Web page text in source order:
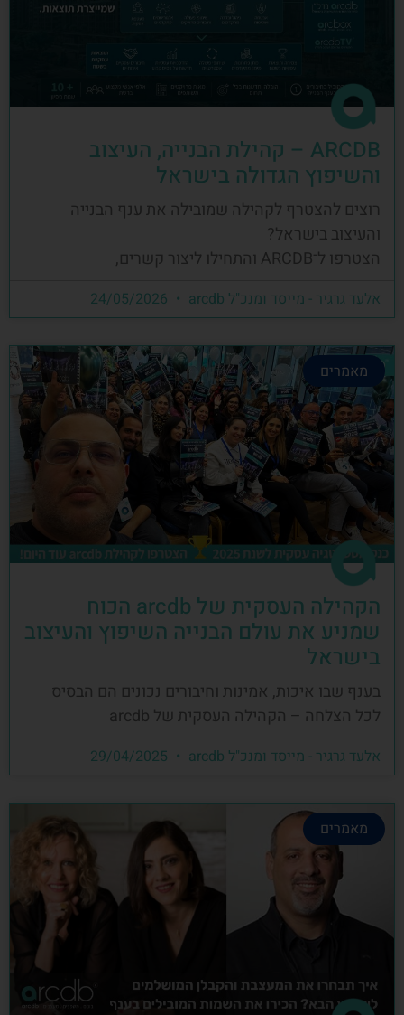
ARCDB – קהילת הבנייה, העיצוב
והשיפוץ הגדולה בישראל
רוצים להצטרף לקהילה שמובילה את ענף הבנייה
והעיצוב בישראל?
הצטרפו ל־ARCDB והתחילו ליצור קשרים,
אלעד גרגיר - מייסד ומנכ"ל arcdb
מאמרים
הקהילה העסקית של arcdb הכוח
שמניע את עולם הבנייה השיפוץ והעיצוב
בישראל
בענף שבו איכות, אמינות וחיבורים נכונים הם הבסיס
לכל הצלחה – הקהילה העסקית של arcdb
אלעד גרגיר - מייסד ומנכ"ל arcdb
מאמרים